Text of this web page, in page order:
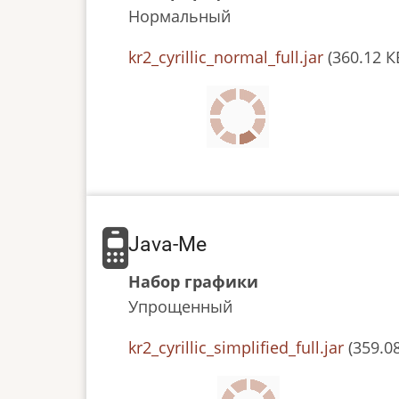
Нормальный
JAR
kr2_cyrillic_normal_full.jar (360.12
Java-Me
Набор графики
Упрощенный
JAR
kr2_cyrillic_simplified_full.jar